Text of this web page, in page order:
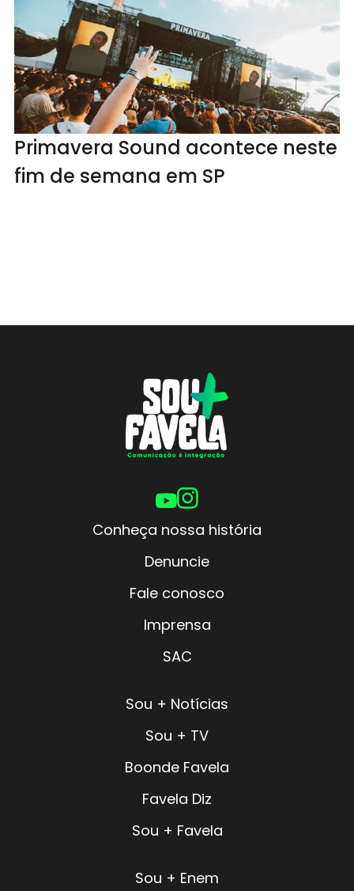
Primavera Sound acontece neste
fim de semana em SP
Conheça nossa história
Denuncie
Fale conosco
Imprensa
SAC
Sou + Notícias
Sou + TV
Boonde Favela
Favela Diz
Sou + Favela
Sou + Enem